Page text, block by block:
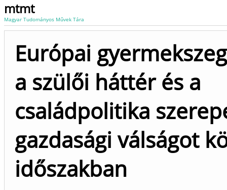
mtmt
Magyar Tudományos Művek Tára
Európai
a szülői háttér és a
családpolitika
gazdasági válságot
időszakban